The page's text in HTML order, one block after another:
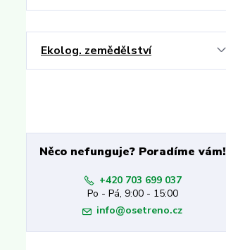
Ekolog. zemědělství
Něco nefunguje? Poradíme vám!
+420 703 699 037
Po - Pá, 9:00 - 15:00
info@osetreno.cz